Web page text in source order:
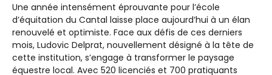
Une année intensément éprouvante pour l’école
d’équitation du Cantal laisse place aujourd’hui à un élan
renouvelé et optimiste. Face aux défis de ces derniers
mois, Ludovic Delprat, nouvellement désigné à la tête de
cette institution, s’engage à transformer le paysage
équestre local. Avec 520 licenciés et 700 pratiquants